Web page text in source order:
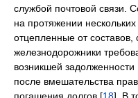
службой почтовой связи.
на протяжении
отцепленные от составов,
железнодорожники
возникшей задолженности
после вмешательства